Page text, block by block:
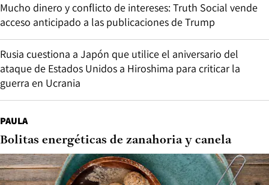
Mucho dinero y conflicto de intereses: Truth Social vende
acceso anticipado a las publicaciones de Trump
Rusia cuestiona a Japón que utilice el aniversario del
ataque de Estados Unidos a Hiroshima para criticar la
guerra en Ucrania
PAULA
Bolitas energéticas de zanahoria y canela